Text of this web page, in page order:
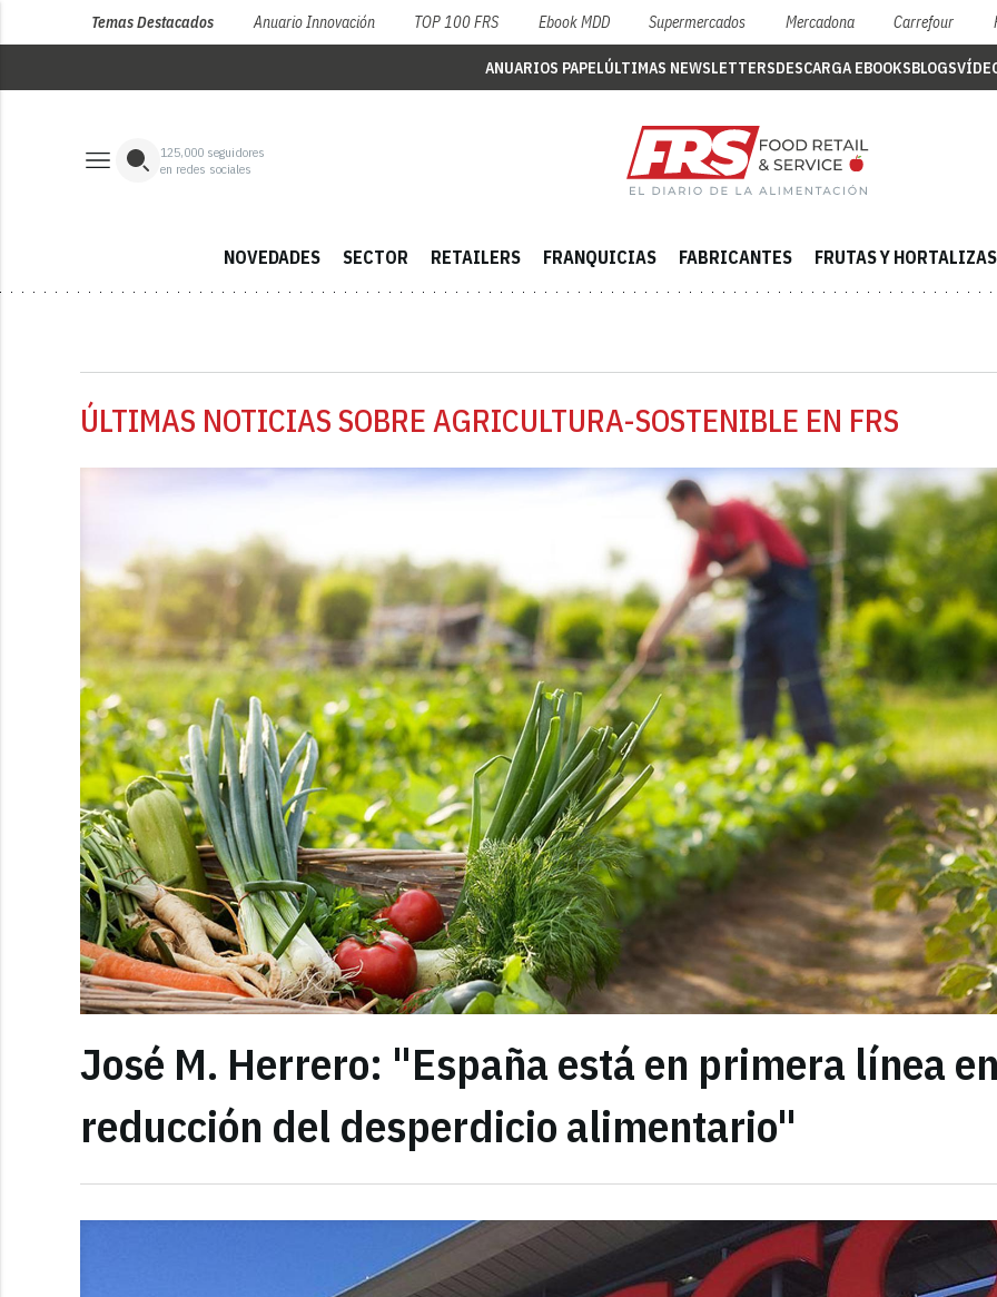
Temas Destacados Anuario Innovación TOP 100 FRS Ebook MDD Supermercados Mercadona Carrefour
ANUARIOS PAPELÚLTIMAS NEWSLETTERSDESCARGA EBOOKSBLOGS
125,000 seguidores
en redes sociales
NOVEDADES SECTOR RETAILERS FRANQUICIAS FABRICANTES FRUTAS Y HORTALIZAS
ÚLTIMAS NOTICIAS SOBRE AGRICULTURA-SOSTENIBLE EN FRS
José M. Herrero: "España está en primera línea
reducción del desperdicio alimentario"